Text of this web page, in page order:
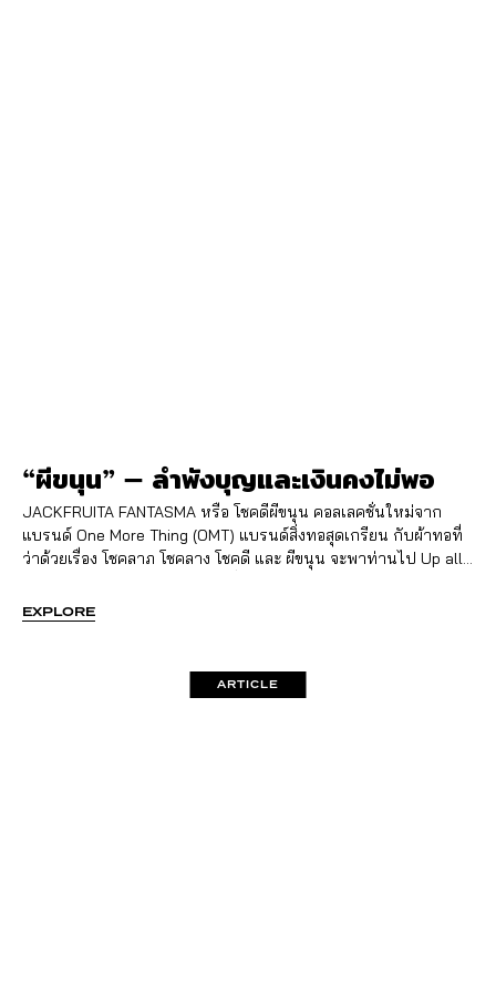
“ผีขนุน” – ลำพังบุญและเงินคงไม่พอ
JACKFRUITA FANTASMA หรือ โชคดีผีขนุน คอลเลคชั่นใหม่จาก
แบรนด์ One More Thing (OMT) แบรนด์สิ่งทอสุดเกรียน กับผ้าทอที่
ว่าด้วยเรื่อง โชคลาภ โชคลาง โชคดี และ ผีขนุน จะพาท่านไป Up all
ละเอียด ทอรูปโบราณ ทองานคอลลาจ ถ้าเอาสายสิญจน์ทอเข้าไปได้
ป่านนี้ก็คงเอาเข้าไปทอด้วยแล้ว
EXPLORE
ARTICLE